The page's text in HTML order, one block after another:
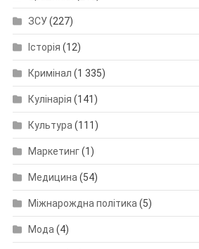
ЗСУ(227)
Історія (12)
Кримінал (1 335)
Кулінарія (141)
Культура (111)
Маркетинг(1)
Медицина (54)
Міжнарождна політика (5)
Мода (4)